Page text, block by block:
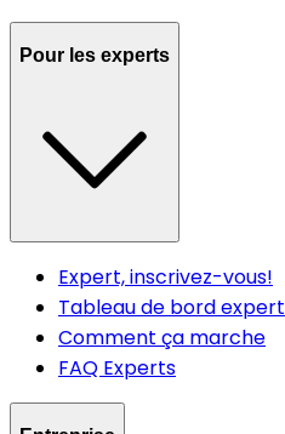
Pour les experts
Expert, inscrivez-vous!
Tableau de bord expert
Comment ça marche
FAQ Experts